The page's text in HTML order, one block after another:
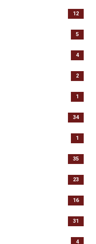
12
5
4
2
1
34
1
35
23
16
31
4